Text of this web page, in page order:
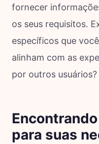
fornecer
os seus requisitos.
específicos que
alinham com as
por outros usuários?
para suas